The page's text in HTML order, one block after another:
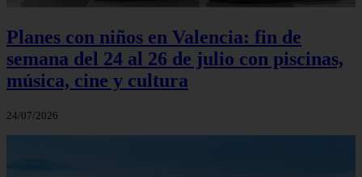
Planes con niños en Valencia: fin de
semana del 24 al 26 de julio con piscinas,
música, cine y cultura
24/07/2026